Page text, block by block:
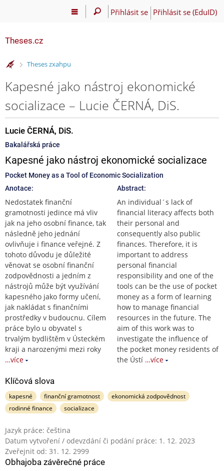
Přihlásit se Přihlásit se (EduID)
Theses.cz
>
Theses zxahpu
Kapesné jako nástroj ekonomické
socializace – Lucie ČERNÁ, DiS.
Lucie ČERNÁ, DiS.
Bakalářská práce
Kapesné jako nástroj ekonomické socializace
Pocket Money as a Tool of Economic Socialization
Anotace:
Nedostatek finanční
gramotnosti jedince má vliv
jak na jeho osobní finance, tak
následně jeho jednání
ovlivňuje i finance veřejné. Z
tohoto důvodu je důležité
věnovat se osobní finanční
zodpovědnosti a jedním z
nástrojů může být využívání
kapesného jako formy učení,
jak nakládat s finančními
prostředky v budoucnu. Cílem
práce bylo u obyvatel s
trvalým bydlištěm v Ústeckém
kraji a narozenými mezi roky
…více
Abstract:
An individual´s lack of
financial literacy affects both
their personal and
consequently also public
finances. Therefore, it is
important to address
personal financial
responsibility and one of the
tools can be the use of pocket
money as a form of learning
how to manage financial
resources in the future. The
aim of this work was to
investigate the influence of
the pocket money residents of
the Ústí …více
Klíčová slova
kapesné finanční gramotnost
ekonomická zodpovědnost
rodinné finance
socializace
Jazyk práce: čeština
Datum vytvoření / odevzdání či podání práce: 1. 12. 2023
Zveřejnit od: 31. 12. 2999
Obhajoba závěrečné práce